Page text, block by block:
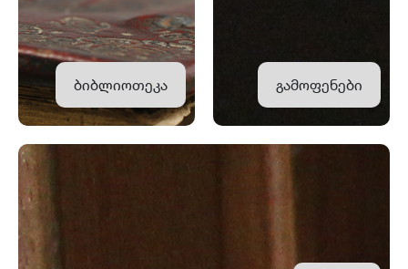
ბიბლიოთეკა გამოფენები